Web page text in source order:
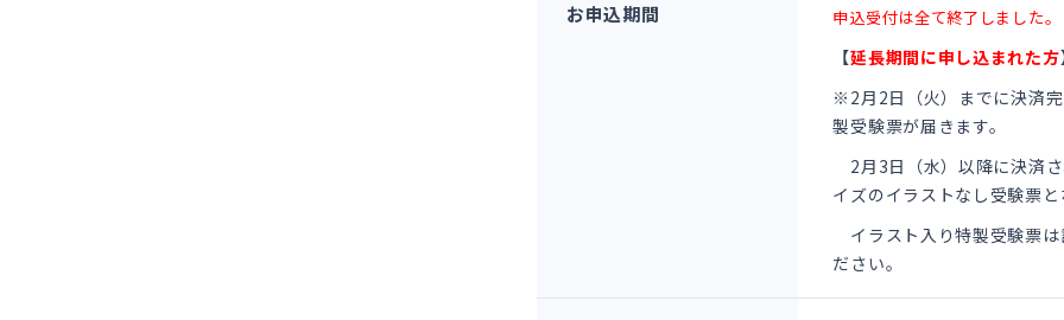
お申込期間 申込受付は全て終了しました。
【延長期間に申し込まれた方
※2月2日（火）までに決済
製受験票が届きます。
2月3日（水）以降に決済
イズの イラストなし受験票と
イラスト入り特製受験票
ださい。